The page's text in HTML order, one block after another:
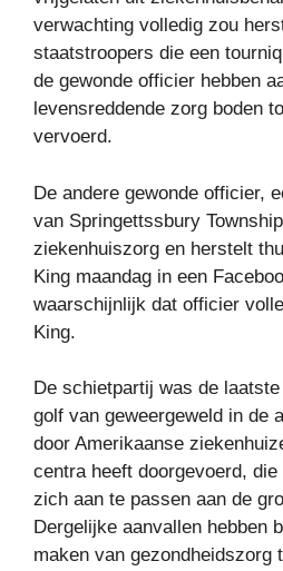
verwachting volledig zou
staatstroopers die een
de gewonde officier hebben
levensreddende zorg boden
vervoerd.
De andere gewonde officier,
van Springettssbury
ziekenhuiszorg en herstelt
King maandag in een
waarschijnlijk dat officier
King.
De schietpartij was de
golf van geweergeweld in de
door Amerikaanse
centra heeft doorgevoerd, die
zich aan te passen aan de
Dergelijke aanvallen hebben
maken van gezondheidszorg